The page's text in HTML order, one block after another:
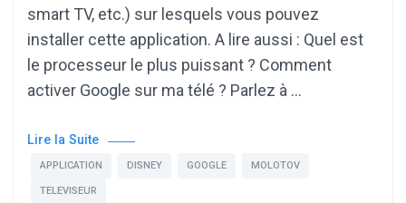
smart TV, etc.) sur lesquels vous pouvez
installer cette application. A lire aussi : Quel est
le processeur le plus puissant ? Comment
activer Google sur ma télé ? Parlez à …
Lire la Suite
APPLICATION DISNEY GOOGLE MOLOTOV
TELEVISEUR